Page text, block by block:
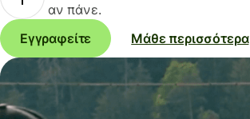
αν πάνε.
Εγγραφείτε
Μάθε περισσότερα